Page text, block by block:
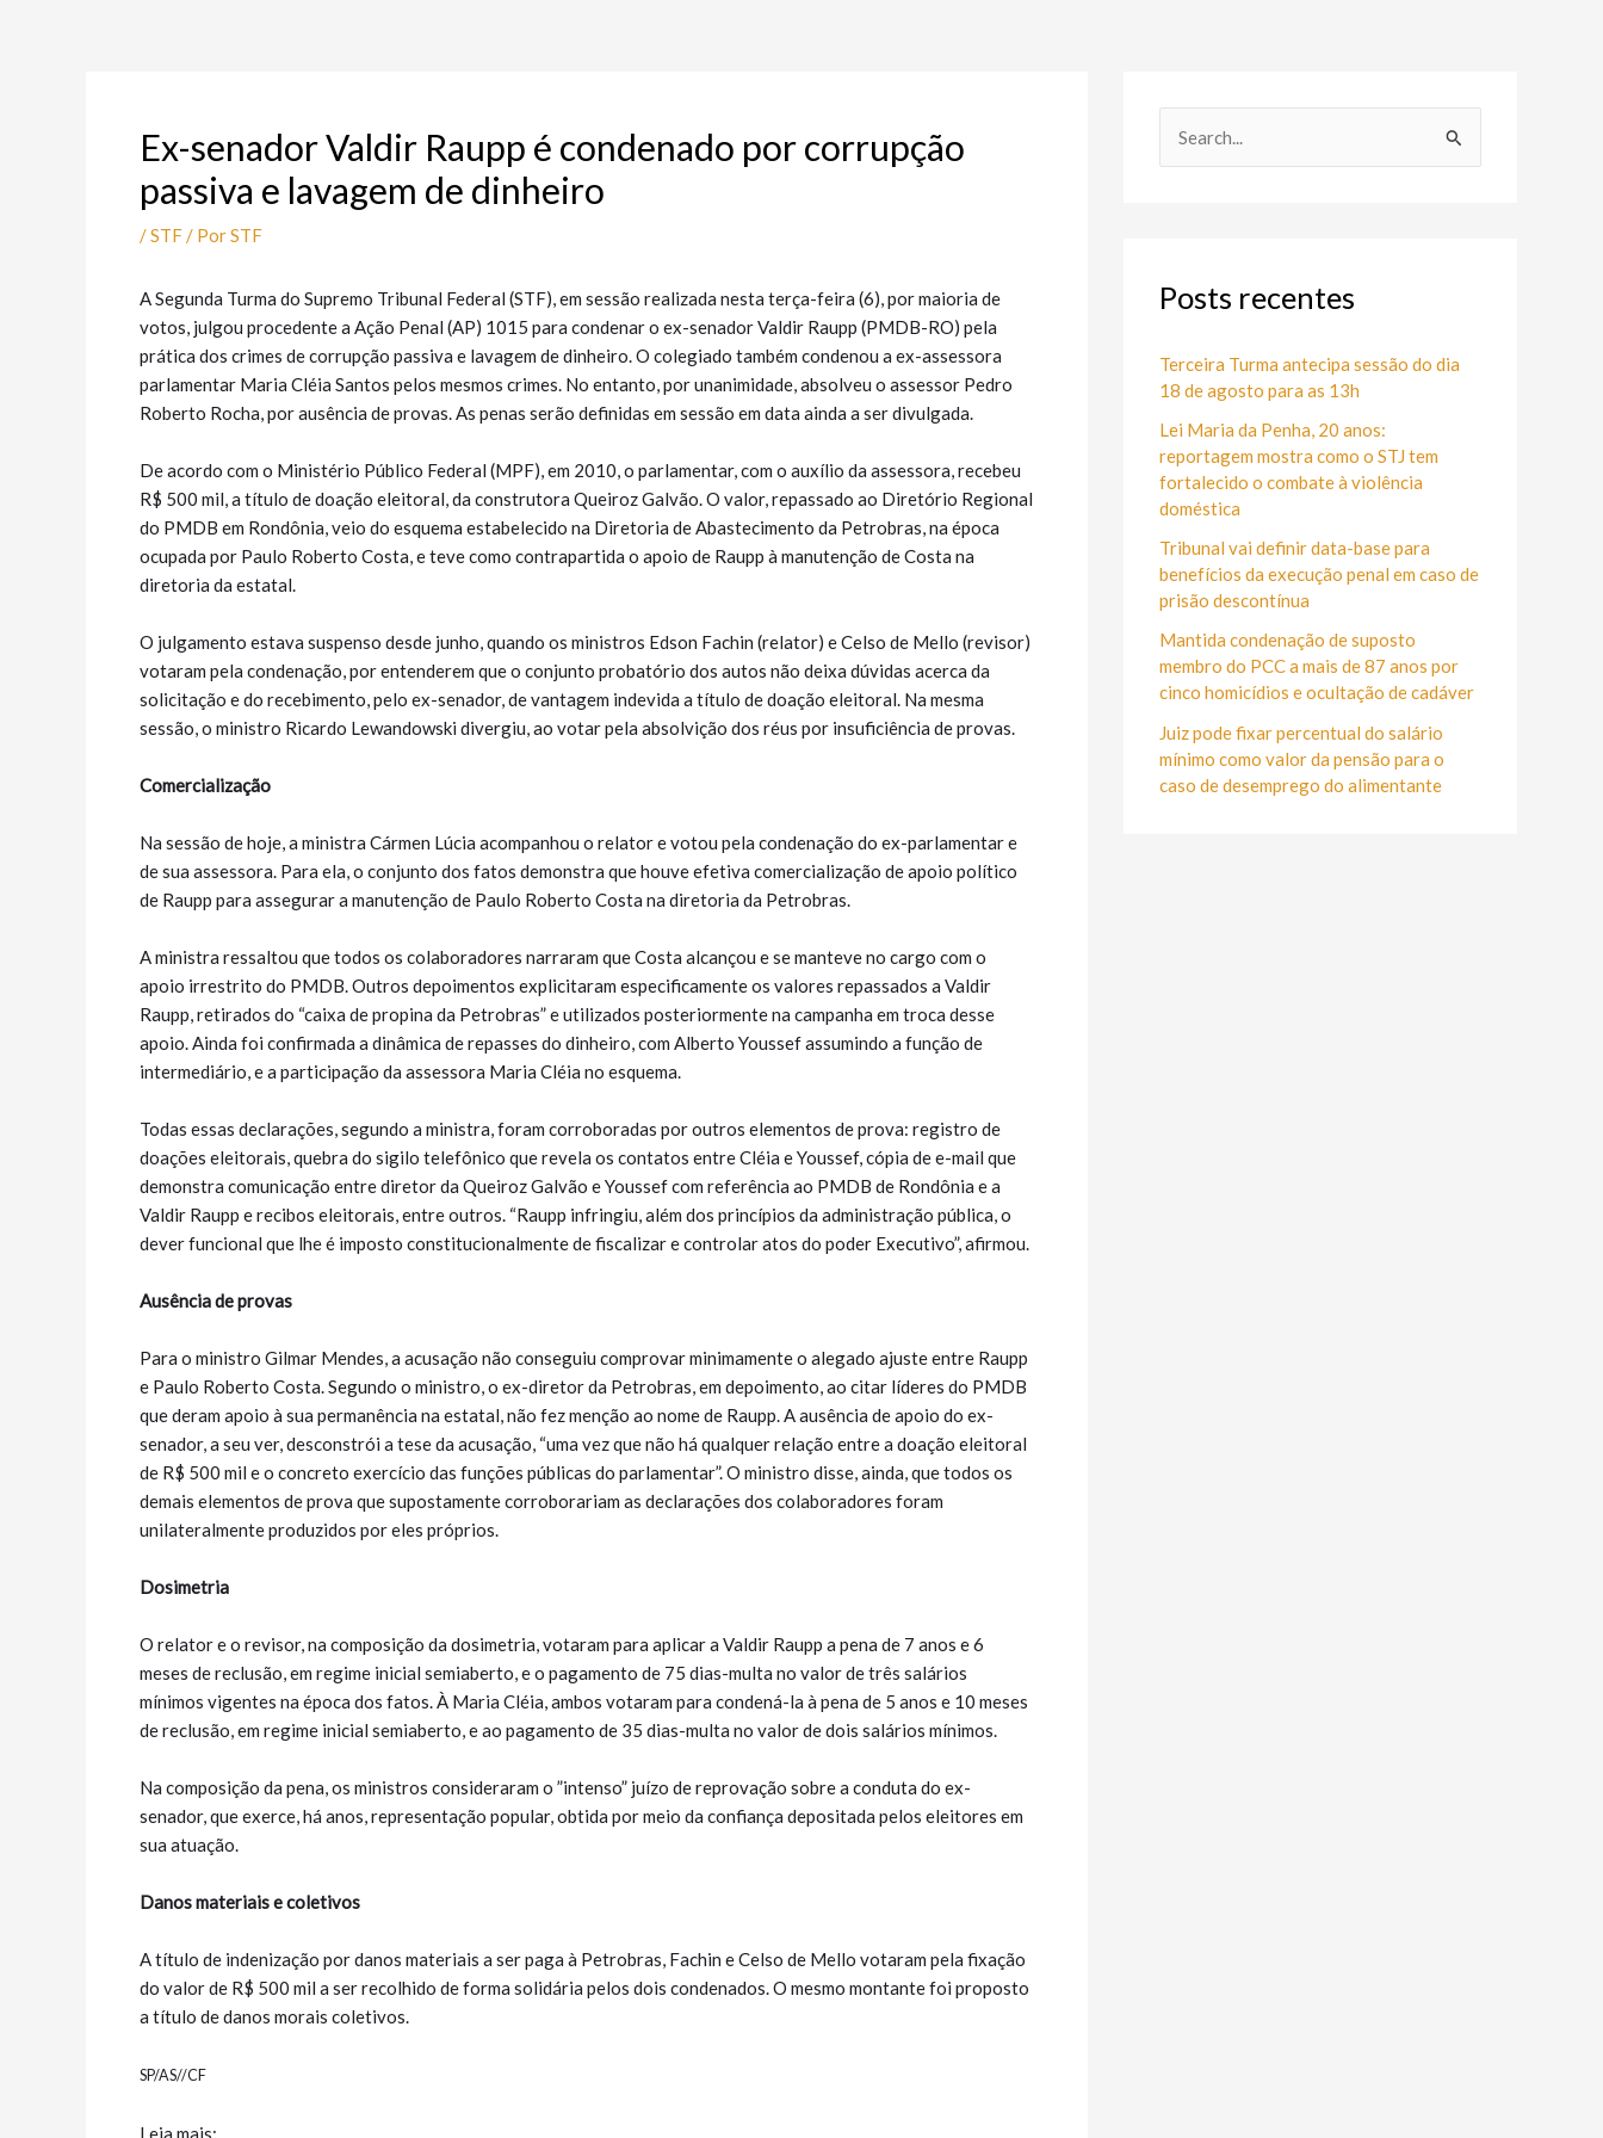
Ex-senador Valdir Raupp é condenado por corrupção
passiva e lavagem de dinheiro
/STF/ PorSTF
A Segunda Turma do Supremo Tribunal Federal (STF), em sessão realizada nesta terça-feira (6), por maioria de
votos, julgou procedente a Ação Penal (AP) 1015 para condenar o ex-senador Valdir Raupp (PMDB-RO) pela
prática dos crimes de corrupção passiva e lavagem de dinheiro. O colegiado também condenou a ex-assessora
parlamentar Maria Cléia Santos pelos mesmos crimes. No entanto, por unanimidade, absolveu o assessor Pedro
Roberto Rocha, por ausência de provas. As penas serão definidas em sessão em data ainda a ser divulgada.
De acordo com o Ministério Público Federal (MPF), em 2010, o parlamentar, com o auxílio da assessora, recebeu
R$ 500 mil, a título de doação eleitoral, da construtora Queiroz Galvão. O valor, repassado ao Diretório Regional
do PMDB em Rondônia, veio do esquema estabelecido na Diretoria de Abastecimento da Petrobras, na época
ocupada por Paulo Roberto Costa, e teve como contrapartida o apoio de Raupp à manutenção de Costa na
diretoria da estatal.
O julgamento estava suspenso desde junho, quando os ministros Edson Fachin (relator) e Celso de Mello (revisor)
votaram pela condenação, por entenderem que o conjunto probatório dos autos não deixa dúvidas acerca da
solicitação e do recebimento, pelo ex-senador, de vantagem indevida a título de doação eleitoral. Na mesma
sessão, o ministro Ricardo Lewandowski divergiu, ao votar pela absolvição dos réus por insuficiência de provas.
Comercialização
Na sessão de hoje, a ministra Cármen Lúcia acompanhou o relator e votou pela condenação do ex-parlamentar e
de sua assessora. Para ela, o conjunto dos fatos demonstra que houve efetiva comercialização de apoio político
de Raupp para assegurar a manutenção de Paulo Roberto Costa na diretoria da Petrobras.
A ministra ressaltou que todos os colaboradores narraram que Costa alcançou e se manteve no cargo com o
apoio irrestrito do PMDB. Outros depoimentos explicitaram especificamente os valores repassados a Valdir
Raupp, retirados do “caixa de propina da Petrobras” e utilizados posteriormente na campanha em troca desse
apoio. Ainda foi confirmada a dinâmica de repasses do dinheiro, com Alberto Youssef assumindo a função de
intermediário, e a participação da assessora Maria Cléia no esquema.
Todas essas declarações, segundo a ministra, foram corroboradas por outros elementos de prova: registro de
doações eleitorais, quebra do sigilo telefônico que revela os contatos entre Cléia e Youssef, cópia de e-mail que
demonstra comunicação entre diretor da Queiroz Galvão e Youssef com referência ao PMDB de Rondônia e a
Valdir Raupp e recibos eleitorais, entre outros. “Raupp infringiu, além dos princípios da administração pública, o
dever funcional que lhe é imposto constitucionalmente de fiscalizar e controlar atos do poder Executivo”, afirmou.
Ausência de provas
Para o ministro Gilmar Mendes, a acusação não conseguiu comprovar minimamente o alegado ajuste entre Raupp
e Paulo Roberto Costa. Segundo o ministro, o ex-diretor da Petrobras, em depoimento, ao citar líderes do PMDB
que deram apoio à sua permanência na estatal, não fez menção ao nome de Raupp. A ausência de apoio do ex-
senador, a seu ver, desconstrói a tese da acusação, “uma vez que não há qualquer relação entre a doação eleitoral
de R$ 500 mil e o concreto exercício das funções públicas do parlamentar”. O ministro disse, ainda, que todos os
demais elementos de prova que supostamente corroborariam as declarações dos colaboradores foram
unilateralmente produzidos por eles próprios.
Dosimetria
O relator e o revisor, na composição da dosimetria, votaram para aplicar a Valdir Raupp a pena de 7 anos e 6
meses de reclusão, em regime inicial semiaberto, e o pagamento de 75 dias-multa no valor de três salários
mínimos vigentes na época dos fatos. À Maria Cléia, ambos votaram para condená-la à pena de 5 anos e 10 meses
de reclusão, em regime inicial semiaberto, e ao pagamento de 35 dias-multa no valor de dois salários mínimos.
Na composição da pena, os ministros consideraram o ”intenso” juízo de reprovação sobre a conduta do ex-
senador, que exerce, há anos, representação popular, obtida por meio da confiança depositada pelos eleitores em
sua atuação.
Danos materiais e coletivos
A título de indenização por danos materiais a ser paga à Petrobras, Fachin e Celso de Mello votaram pela fixação
do valor de R$ 500 mil a ser recolhido de forma solidária pelos dois condenados. O mesmo montante foi proposto
a título de danos morais coletivos.
SP/AS//CF
Leia mais:
u
s
a
r
p
o
r
:
Posts recentes
Terceira Turma antecipa sessão do dia
18 de agosto para as 13h
Lei Maria da Penha, 20 anos:
reportagem mostra como o STJ tem
fortalecido o combate à violência
doméstica
Tribunal vai definir data-base para
benefícios da execução penal em caso de
prisão descontínua
Mantida condenação de suposto
membro do PCC a mais de 87 anos por
cinco homicídios e ocultação de cadáver
Juiz pode fixar percentual do salário
mínimo como valor da pensão para o
caso de desemprego do alimentante